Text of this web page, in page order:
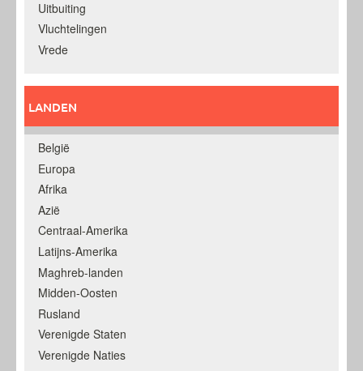
Uitbuiting
Vluchtelingen
Vrede
LANDEN
België
Europa
Afrika
Azië
Centraal-Amerika
Latijns-Amerika
Maghreb-landen
Midden-Oosten
Rusland
Verenigde Staten
Verenigde Naties